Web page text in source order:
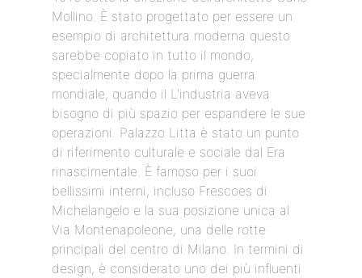
Mollino. È stato progettato per essere un
esempio di architettura moderna questo
sarebbe copiato in tutto il mondo,
specialmente dopo la prima guerra
mondiale, quando il L'industria aveva
bisogno di più spazio per espandere le sue
operazioni. Palazzo Litta è stato un punto
di riferimento culturale e sociale dal Era
rinascimentale. È famoso per i suoi
bellissimi interni, incluso Frescoes di
Michelangelo e la sua posizione unica al
Via Montenapoleone, una delle rotte
principali del centro di Milano. In termini di
design, è considerato uno dei più influenti